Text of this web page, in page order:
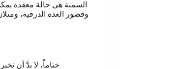
السمنة هي حالة معقدة
ختاماً، لا بدَّ أن